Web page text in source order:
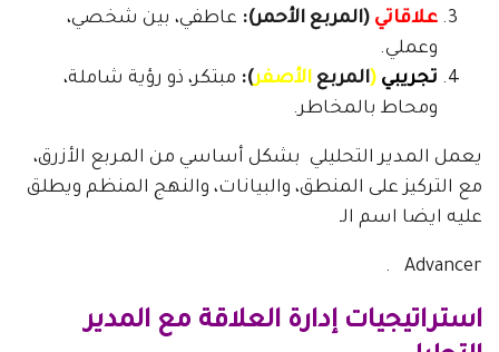
علاقاتي (المربع الأحمر): عاطفي، بين شخصي،
وعملي.
تجريبي (المربع الأصفر): مبتكر، ذو رؤية شاملة،
ومحاط بالمخاطر.
يعمل المدير التحليلي بشكل أساسي من المربع الأزرق،
مع التركيز على المنطق، والبيانات، والنهج المنظم ويطلق
عليه ايضا اسم الـ
Advancer .
استراتيجيات إدارة العلاقة مع المدير